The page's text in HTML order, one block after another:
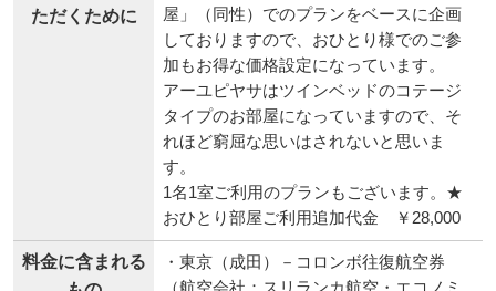
ただくために
屋」（同性）でのプランをベースに企画
しておりますので、おひとり様でのご参
加もお得な価格設定になっています。
アーユピヤサはツインベッドのコテージ
タイプのお部屋になっていますので、そ
れほど窮屈な思いはされないと思いま
す。
1名1室ご利用のプランもございます。★
おひとり部屋ご利用追加代金 ￥28,000
料金に含まれる
・東京（成田）－コロンボ往復航空券